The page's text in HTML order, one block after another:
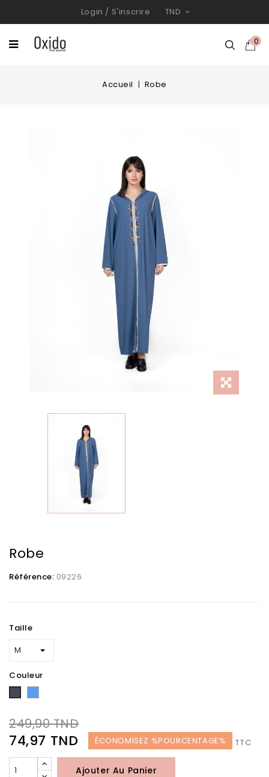
Login / S'inscrire TND
0
Accueil Robe
Robe
Référence: 09226
Taille
Couleur
Noir
249,90 TND
74,97 TND ÉCONOMISEZ %POURCENTAGE% TTC
Ajouter Au Panier